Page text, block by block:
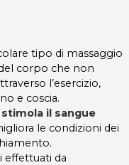
tipo di massaggio
corpo che non
l’esercizio,
e coscia.
stimola il sangue
le condizioni dei
effettuati da